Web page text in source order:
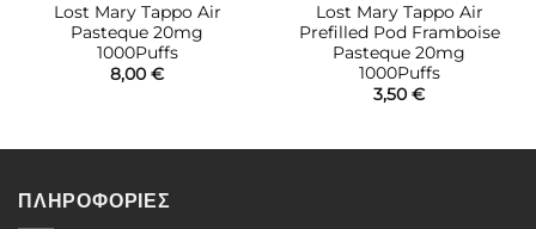
Lost Mary Tappo Air
Pasteque 20mg
1000Puffs
8,00 €
Lost Mary Tappo Air
Prefilled Pod Framboise
Pasteque 20mg
1000Puffs
3,50 €
ΠΛΗΡΟΦΟΡΙΕΣ